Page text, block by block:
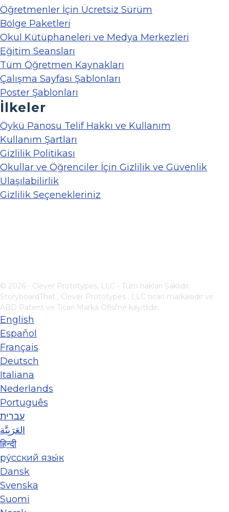
Öğretmenler İçin Ücretsiz Sürüm
Bölge Paketleri
Okul Kütüphaneleri ve Medya Merkezleri
Eğitim Seansları
Tüm Öğretmen Kaynakları
Çalışma Sayfası Şablonları
Poster Şablonları
İlkeler
Öykü Panosu Telif Hakkı ve Kullanım
Kullanım Şartları
Gizlilik Politikası
Okullar ve Öğrenciler İçin Gizlilik ve Güvenlik
Ulaşılabilirlik
Gizlilik Seçenekleriniz
© 2026 - Clever Prototypes, LLC - Tüm hakları Saklıdır.
StoryboardThat , Clever Prototypes , LLC ticari markasıdır ve
ABD Patent ve Ticari Marka Ofisi'ne kayıtlıdır.
English
Español
Français
Deutsch
Italiana
Nederlands
Português
עברית
العَرَبِيَّة
हिन्दी
ру́сский язы́к
Dansk
Svenska
Suomi